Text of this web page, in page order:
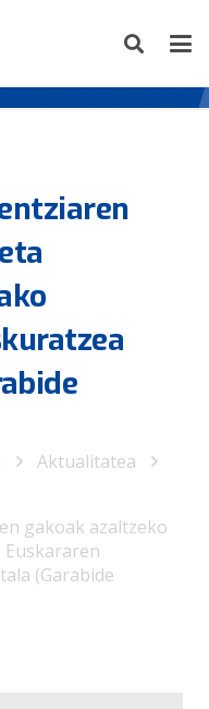
Aktualitatea
gakoak azaltzeko
(Garabide